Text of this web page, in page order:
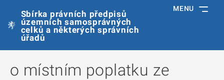
Sbírka právních předpisů
územních samosprávných
celků a některých správních
úřadů
MENU
o místním poplatku ze